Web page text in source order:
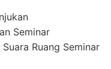
Seminar
Ruang Seminar